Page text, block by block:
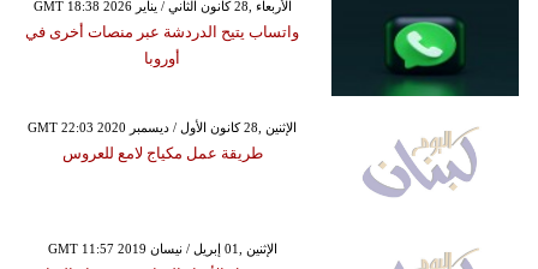
GMT 18:38 2026 الأربعاء ,28 كانون الثاني / يناير
واتساب يتيح الدردشة عبر منصات أخرى في
أوروبا
GMT 22:03 2020 الإثنين ,28 كانون الأول / ديسمبر
طريقة عمل مكياج لامع للعروس
GMT 11:57 2019 الإثنين ,01 إبريل / نيسان